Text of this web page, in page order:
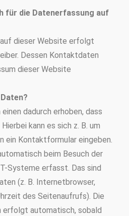
für die Datenerfassung auf
dieser Website erfolgt
Dessen Kontaktdaten
dieser Website
dadurch erhoben, dass
kann es sich z. B. um
ein Kontaktformular eingeben.
beim Besuch der
Systeme erfasst. Das sind
(z. B. Internetbrowser,
des Seitenaufrufs). Die
erfolgt automatisch, sobald